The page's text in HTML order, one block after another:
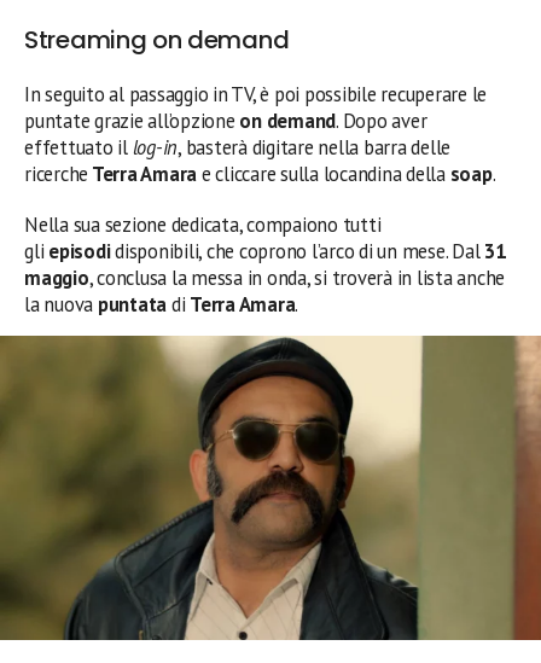
Streaming on demand
In seguito al passaggio in TV, è poi possibile recuperare le
puntate grazie all’opzione on demand. Dopo aver
effettuato illog-in, basterà digitare nella barra delle
ricerche Terra Amarae cliccare sulla locandina della soap.
Nella sua sezione dedicata, compaiono tutti
gli episodidisponibili, che coprono l’arco di un mese. Dal31
maggio, conclusa la messa in onda, si troverà in lista anche
la nuova puntatadi Terra Amara.